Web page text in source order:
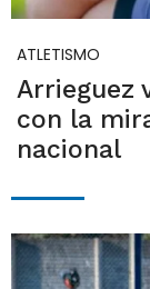
ATLETISMO
Arrieguez
con la
nacional